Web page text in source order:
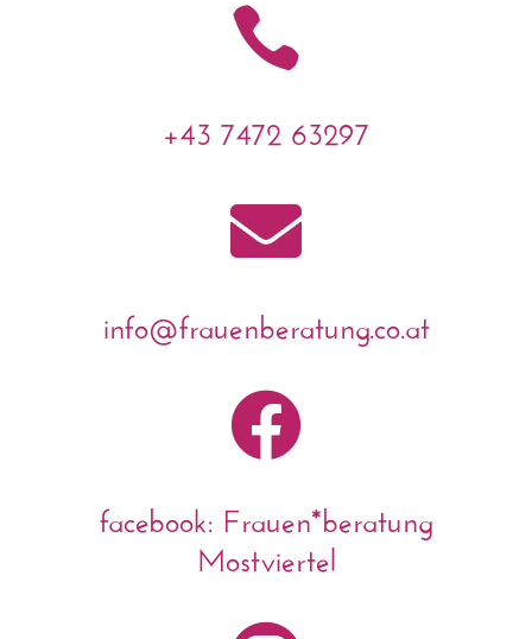

+43 7472 63297

info@frauenberatung.co.at

facebook: Frauen*beratung
Mostviertel